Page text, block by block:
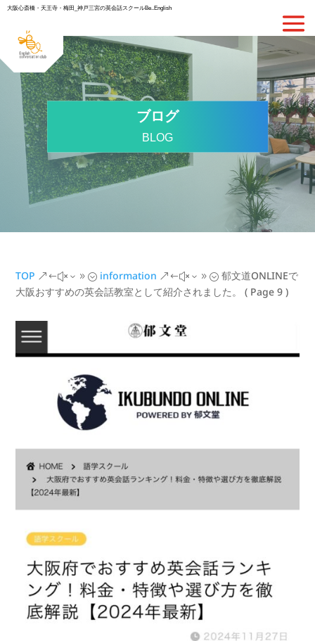
大阪心斎橋・天王寺・梅田_神戸三宮の英会話スクールBe..English
ブログ
BLOG
TOP &#x39; information &#x39; 郁文道ONLINEで
大阪おすすめの英会話教室として紹介されました。
( Page 9 )